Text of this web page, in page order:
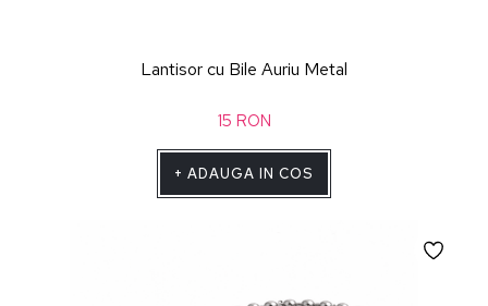
Lantisor cu Bile Auriu Metal
15 RON
+ ADAUGA IN COS